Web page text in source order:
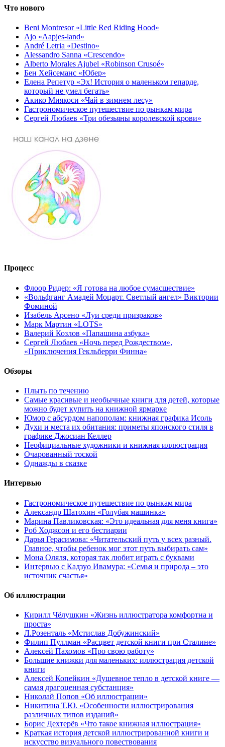
Что нового
Beni Montresor «Little Red Riding Hood»
Ajo «Aapjes-land»
André Letria «Destino»
Alessandro Sanna «Crescendo»
Alberto Morales Ajubel «Robinson Crusoé»
Бен Хейсеманс «Юбер»
Елена Репетур «Эх! История о маленьком гепарде,
который не умел бегать»
Акико Миякоси «Чай в зимнем лесу»
Гастрономическое путешествие по рынкам мира
Сергей Любаев «Три обезьяны королевской крови»
Процесс
Флоор Ридер: «Я готова на любое сумасшествие»
«Вольфганг Амадей Моцарт. Светлый ангел» Виктории
Фоминой
Изабель Арсено «Луи среди призраков»
Марк Мартин «LOTS»
Валерий Козлов «Папашина азбука»
Сергей Любаев «Ночь перед Рождеством»,
«Приключения Гекльберри Финна»
Обзоры
Плыть по течению
Самые красивые и необычные книги для детей, которые
можно будет купить на книжной ярмарке
Юмор с абсурдом напополам: книжная графика Исоль
Духи и места их обитания: приметы японского стиля в
графике Джосиан Келлер
Неофициальные художники и книжная иллюстрация
Очарованный тоской
Однажды в сказке
Интервью
Гастрономическое путешествие по рынкам мира
Александр Шатохин «Голубая машинка»
Марина Павликовская: «Это идеальная для меня книга»
Роб Ходжсон и его бестиарии
Дарья Герасимова: «Читательский путь у всех разный.
Главное, чтобы ребенок мог этот путь выбирать сам»
Мона Оляля, которая так любит играть с буквами
Интервью с Кадзуо Ивамура: «Семья и природа – это
источник счастья»
Об иллюстрации
Кирилл Чёлушкин «Жизнь иллюстратора комфортна и
проста»
Л.Розенталь «Мстислав Добужинский»
Филип Пуллман «Расцвет детской книги при Сталине»
Алексей Пахомов «Про свою работу»
Большие книжки для маленьких: иллюстрация детской
книги
Алексей Копейкин «Душевное тепло в детской книге —
самая драгоценная субстанция»
Николай Попов «Об иллюстрации»
Никитина Т.Ю. «Особенности иллюстрирования
различных типов изданий»
Борис Дехтерёв «Что такое книжная иллюстрация»
Краткая история детской иллюстрированной книги и
искусство визуального повествования